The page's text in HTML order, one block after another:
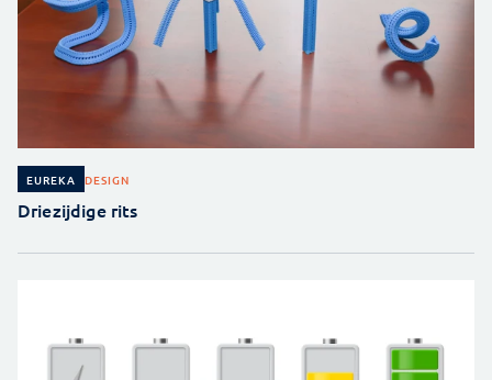
EUREKA DESIGN
Driezijdige rits